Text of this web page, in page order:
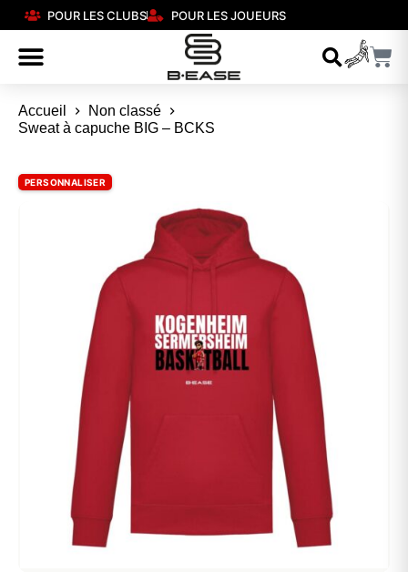
POUR LES CLUBS POUR LES JOUEURS
Accueil
Non classé
Sweat à capuche BIG – BCKS
PERSONNALISER